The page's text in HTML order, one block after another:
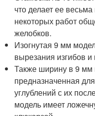
что делает ее
некоторых работ
желобков.
Изогнутая 9 мм
вырезания изгибов
Также ширину в 9 мм
предназначенная
углублений с их
модель имеет